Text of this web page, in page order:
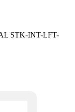
STK-INT-LFT-